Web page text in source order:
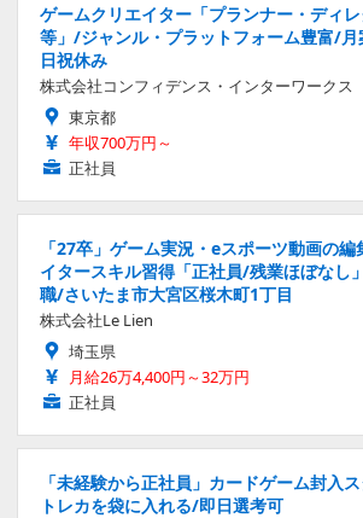
ゲームクリエイター「プランナー・ディ
等」/ジャンル・プラットフォーム豊富/
日祝休み
株式会社コンフィデンス・インターワークス
東京都
年収700万円～
正社員
「27卒」ゲーム実況・eスポーツ動画の
イタースキル習得「正社員/残業ほぼなし
職/さいたま市大宮区桜木町1丁目
株式会社Le Lien
埼玉県
月給26万4,400円～32万円
正社員
「未経験から正社員」カードゲーム封入
トレカを袋に入れる/即日選考可